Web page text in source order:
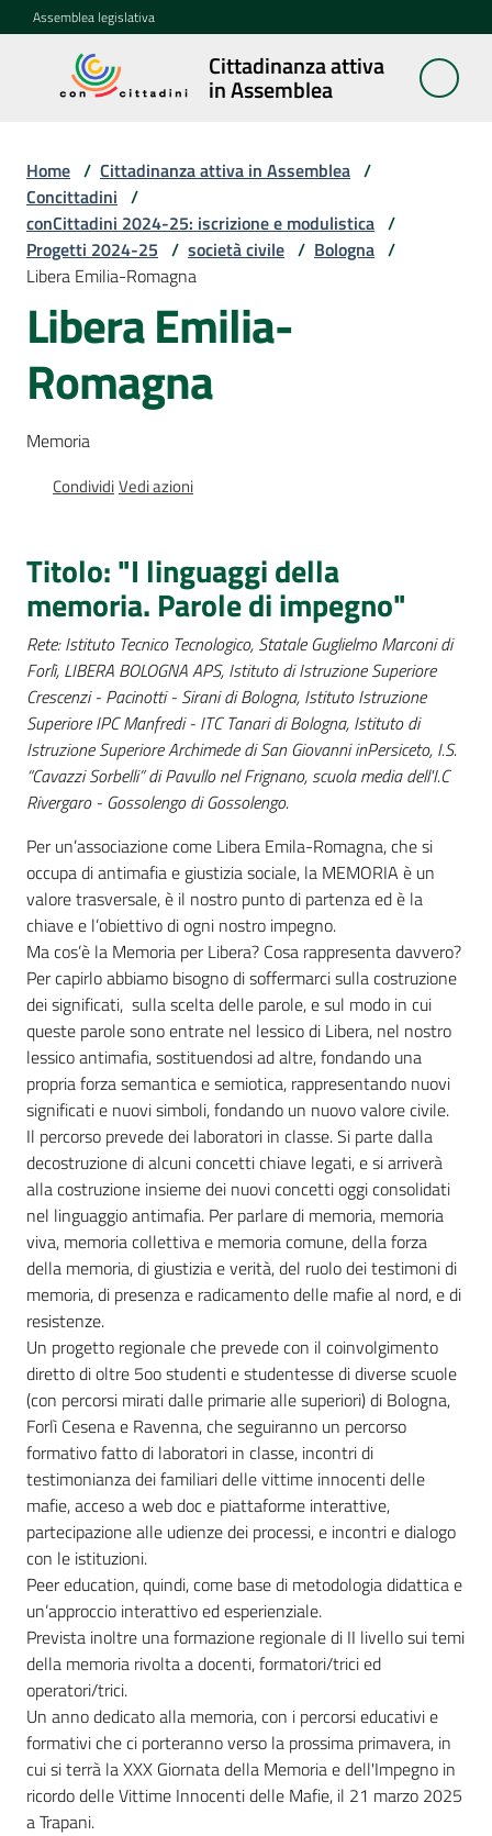
Vai al contenuto
Vai alla navigazione
Vai al footer
Assemblea legislativa
Cittadinanza attiva
in Assemblea
Cittadinanza
attiva in
Concittadini
Menu selezionato
Porte
aperte
in
Assemblea
itineranti
memoria
Seguici
su
Assemblea
legislativa
Assemblea
Attività
Argomenti
Per i media
Per i cittadini
Home / Cittadinanza attiva in Assemblea /
Concittadini /
conCittadini 2024-25: iscrizione e modulistica /
Progetti 2024-25 / società civile / Bologna /
Libera Emilia-Romagna
Libera Emilia-
Romagna
Memoria
CondividiVedi azioni
Titolo: "I linguaggi della
memoria. Parole di impegno"
Rete: Istituto Tecnico Tecnologico, Statale Guglielmo Marconi di
Forlì, LIBERA BOLOGNA APS, Istituto di Istruzione Superiore
Crescenzi - Pacinotti - Sirani di Bologna, Istituto Istruzione
Superiore IPC Manfredi - ITC Tanari di Bologna, Istituto di
Istruzione Superiore Archimede di San Giovanni inPersiceto, I.S.
“Cavazzi Sorbelli” di Pavullo nel Frignano, scuola media dell'I.C
Rivergaro - Gossolengo di Gossolengo.
Per un’associazione come Libera Emila-Romagna, che si
occupa di antimafia e giustizia sociale, la MEMORIA è un
valore trasversale, è il nostro punto di partenza ed è la
chiave e l’obiettivo di ogni nostro impegno.
Ma cos’è la Memoria per Libera? Cosa rappresenta davvero?
Per capirlo abbiamo bisogno di soffermarci sulla costruzione
dei significati, sulla scelta delle parole, e sul modo in cui
queste parole sono entrate nel lessico di Libera, nel nostro
lessico antimafia, sostituendosi ad altre, fondando una
propria forza semantica e semiotica, rappresentando nuovi
significati e nuovi simboli, fondando un nuovo valore civile.
Il percorso prevede dei laboratori in classe. Si parte dalla
decostruzione di alcuni concetti chiave legati, e si arriverà
alla costruzione insieme dei nuovi concetti oggi consolidati
nel linguaggio antimafia. Per parlare di memoria, memoria
viva, memoria collettiva e memoria comune, della forza
della memoria, di giustizia e verità, del ruolo dei testimoni di
memoria, di presenza e radicamento delle mafie al nord, e di
resistenze.
Un progetto regionale che prevede con il coinvolgimento
diretto di oltre 5oo studenti e studentesse di diverse scuole
(con percorsi mirati dalle primarie alle superiori) di Bologna,
Forlì Cesena e Ravenna, che seguiranno un percorso
formativo fatto di laboratori in classe, incontri di
testimonianza dei familiari delle vittime innocenti delle
mafie, acceso a web doc e piattaforme interattive,
partecipazione alle udienze dei processi, e incontri e dialogo
con le istituzioni.
Peer education, quindi, come base di metodologia didattica e
un’approccio interattivo ed esperienziale.
Prevista inoltre una formazione regionale di II livello sui temi
della memoria rivolta a docenti, formatori/trici ed
operatori/trici.
Un anno dedicato alla memoria, con i percorsi educativi e
formativi che ci porteranno verso la prossima primavera, in
cui si terrà la XXX Giornata della Memoria e dell'Impegno in
ricordo delle Vittime Innocenti delle Mafie, il 21 marzo 2025
a Trapani.